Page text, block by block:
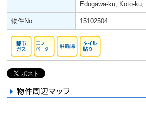
Edogawa-ku, Koto-
物件No 15102504